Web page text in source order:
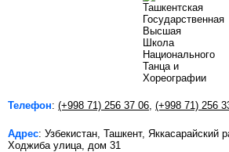
Телефон: (+998 71) 256 37 06 (+998 71) 256
Адрес: Узбекистан, Ташкент,
Ходжиба улица, дом 31